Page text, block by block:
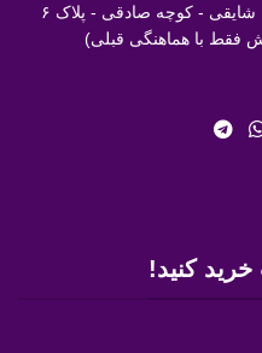
: خ اجاره دار - کوچه شایقی - کوچه صادقی - پلاک ۶
کنید!